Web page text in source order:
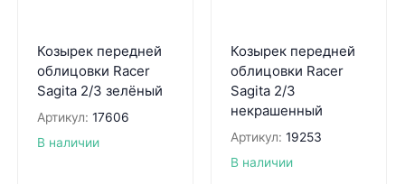
Козырек передней
облицовки Racer
Sagita 2/3 зелёный
Артикул: 17606
В наличии
Козырек передней
облицовки Racer
Sagita 2/3
некрашенный
Артикул: 19253
В наличии